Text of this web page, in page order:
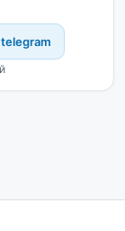
telegram